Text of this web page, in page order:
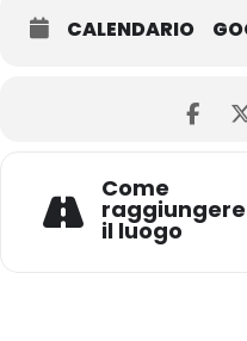
CALENDARIO
Come
raggiungere
il luogo